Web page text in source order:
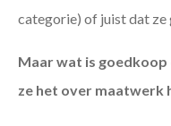
categorie) of juist dat ze
Maar wat is goedkoop
ze het over maatwerk